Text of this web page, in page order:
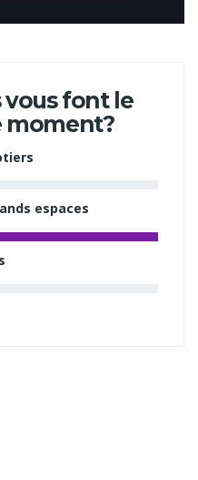
vous font le
moment?
espaces